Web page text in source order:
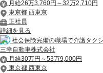
月給26万3,760円～32万2,710円
東京都 西東京
正社員
詳細を見る
社会保険完備の職場で介護タク
三幸自動車株式会社
月給30万円～53万9,000円
東京都 西東京